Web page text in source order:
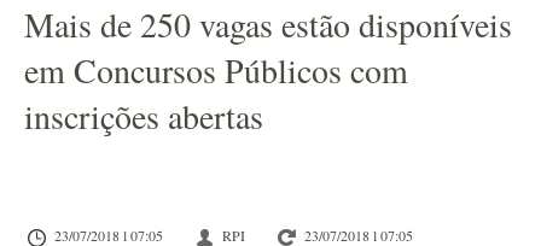
Mais de 250 vagas estão disponíveis
em Concursos Públicos com
inscrições abertas
23/07/2018 l 07:05 RPI 23/07/2018 l 07:05